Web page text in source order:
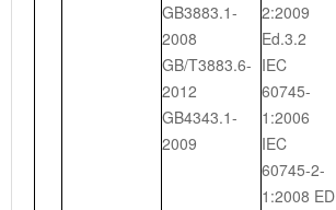
GB3883.1-
2008
GB/T3883.6-
2012
GB4343.1-
2009
2:2009
Ed.3.2
IEC
60745-
1:2006
IEC
60745-2-
1:2008 ED